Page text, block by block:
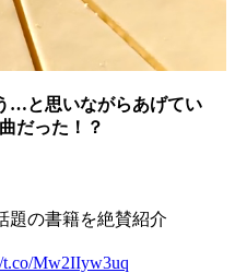
…と思いながらあげてい
だった！？
題の書籍を絶賛紹介
t.co/Mw2IIyw3uq